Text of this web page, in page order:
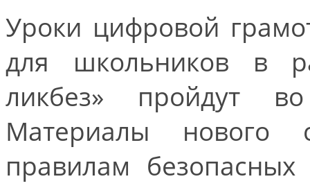
Уроки цифровой
для школьников в
ликбез» пройдут
Материалы нового
правилам